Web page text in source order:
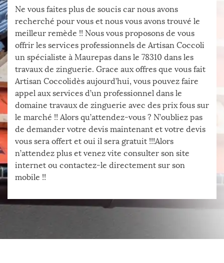
Ne vous faites plus de soucis car nous avons
recherché pour vous et nous vous avons trouvé le
meilleur remède !! Nous vous proposons de vous
offrir les services professionnels de Artisan Coccoli
un spécialiste à Maurepas dans le 78310 dans les
travaux de zinguerie. Grace aux offres que vous fait
Artisan Coccolidès aujourd’hui, vous pouvez faire
appel aux services d’un professionnel dans le
domaine travaux de zinguerie avec des prix fous sur
le marché !! Alors qu’attendez-vous ? N’oubliez pas
de demander votre devis maintenant et votre devis
vous sera offert et oui il sera gratuit !!!Alors
n’attendez plus et venez vite consulter son site
internet ou contactez-le directement sur son
mobile !!